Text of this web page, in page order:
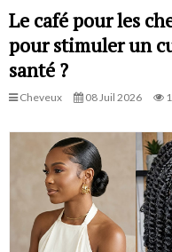
Le café pour les
pour stimuler un
santé ?
Cheveux 08 Juil 2026